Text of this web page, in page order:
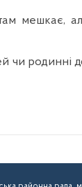
мешкає,
чи родинні